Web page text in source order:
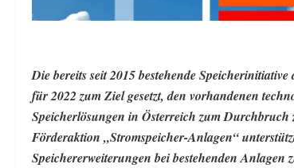
Die bereits seit 2015 bestehende
für 2022 zum Ziel gesetzt, den vorhandenen
Speicherlösungen in Österreich zum Durchbruch
Förderaktion „Stromspeicher-Anlagen“
Speichererweiterungen bei bestehenden